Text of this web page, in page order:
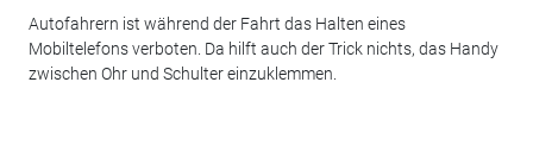
Autofahrern ist während der Fahrt das Halten eines
Mobiltelefons verboten. Da hilft auch der Trick nichts, das Handy
zwischen Ohr und Schulter einzuklemmen.